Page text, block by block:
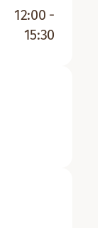
12:00 -
15:30